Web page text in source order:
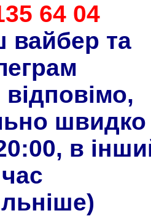
64 04
вайбер та
швидко
в
час
)